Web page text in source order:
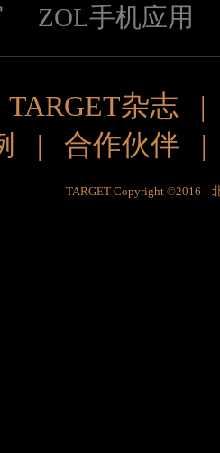
ZOL手机应用
TARGET杂志
| 合作伙伴
TARGET Copyright ©2016